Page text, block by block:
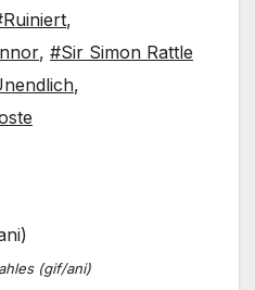
,
, #Sir Simon Rattle
,
(gif/ani)